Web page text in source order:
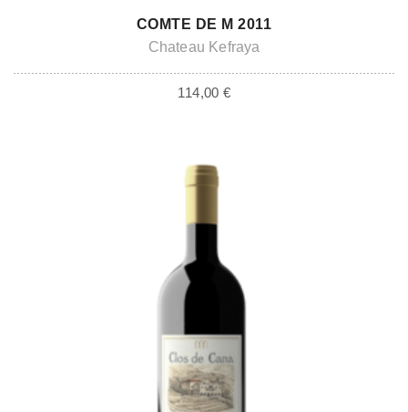
ADD TO CART
COMTE DE M 2011
Chateau Kefraya
114,00 €